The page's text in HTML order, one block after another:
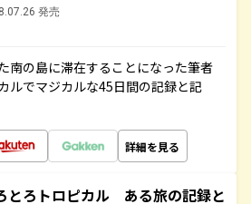
発売
南の島に滞在することになった筆者
ルでマジカルな45日間の記録と記
詳細を見る
とろトロピカル ある旅の記録と